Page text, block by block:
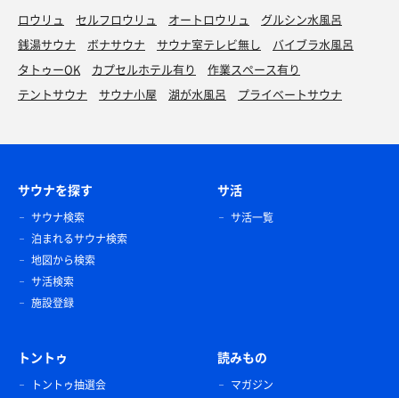
ロウリュ セルフロウリュ オートロウリュ
グルシン水風呂
銭湯サウナ
ボナサウナ サウナ室テレビ無し
バイブラ水風呂
タトゥーOK
カプセルホテル有り
作業スペース有り
テントサウナ
サウナ小屋 湖が水風呂 プライベートサウナ
サウナを探す
サウナ検索
泊まれるサウナ検索
地図から検索
サ活検索
施設登録
サ活
サ活一覧
トントゥ
トントゥ抽選会
読みもの
マガジン